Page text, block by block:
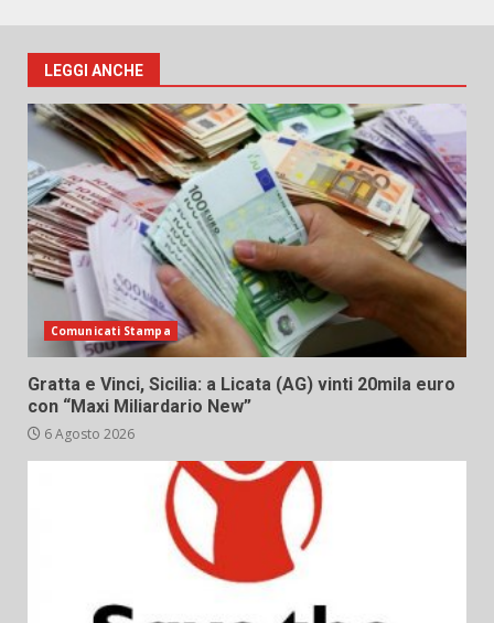
LEGGI ANCHE
Comunicati Stampa
Gratta e Vinci, Sicilia: a Licata (AG) vinti 20mila euro
con “Maxi Miliardario New”
6 Agosto 2026